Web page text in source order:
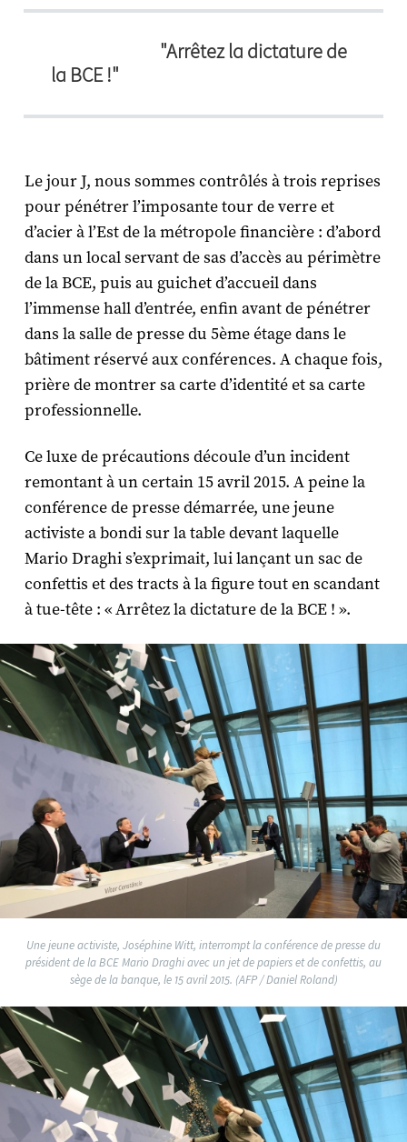
"Arrêtez la dictature de
la BCE !"
Le jour J, nous sommes contrôlés à trois reprises
pour pénétrer l’imposante tour de verre et
d’acier à l’Est de la métropole financière : d’abord
dans un local servant de sas d’accès au périmètre
de la BCE, puis au guichet d’accueil dans
l’immense hall d’entrée, enfin avant de pénétrer
dans la salle de presse du 5ème étage dans le
bâtiment réservé aux conférences. A chaque fois,
prière de montrer sa carte d’identité et sa carte
professionnelle.
Ce luxe de précautions découle d’un incident
remontant à un certain 15 avril 2015. A peine la
conférence de presse démarrée, une jeune
activiste a bondi sur la table devant laquelle
Mario Draghi s’exprimait, lui lançant un sac de
confettis et des tracts à la figure tout en scandant
à tue-tête : « Arrêtez la dictature de la BCE ! ».
Une jeune activiste, Joséphine Witt, interrompt la conférence de presse du
président de la BCE Mario Draghi avec un jet de papiers et de confettis, au
sège de la banque, le 15 avril 2015. (AFP / Daniel Roland)